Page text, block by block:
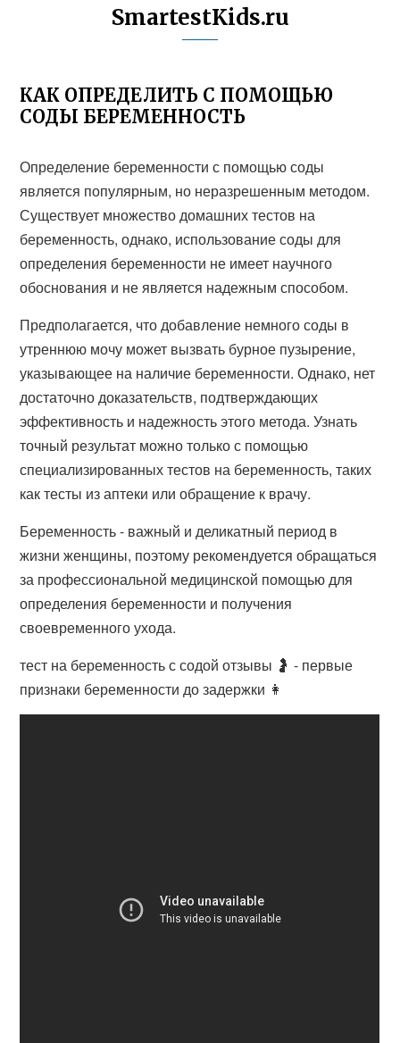
SmartestKids.ru
КАК ОПРЕДЕЛИТЬ С ПОМОЩЬЮ
СОДЫ БЕРЕМЕННОСТЬ
Определение беременности с помощью соды
является популярным, но неразрешенным методом.
Существует множество домашних тестов на
беременность, однако, использование соды для
определения беременности не имеет научного
обоснования и не является надежным способом.
Предполагается, что добавление немного соды в
утреннюю мочу может вызвать бурное пузырение,
указывающее на наличие беременности. Однако, нет
достаточно доказательств, подтверждающих
эффективность и надежность этого метода. Узнать
точный результат можно только с помощью
специализированных тестов на беременность, таких
как тесты из аптеки или обращение к врачу.
Беременность - важный и деликатный период в
жизни женщины, поэтому рекомендуется обращаться
за профессиональной медицинской помощью для
определения беременности и получения
своевременного ухода.
тест на беременность с содой отзывы 🤰 - первые
признаки беременности до задержки 👩